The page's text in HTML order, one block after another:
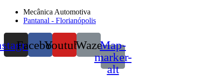
Mecânica Automotiva
Pantanal - Florianópolis
FacebookYoutubeWazeMap-
marker-
alt